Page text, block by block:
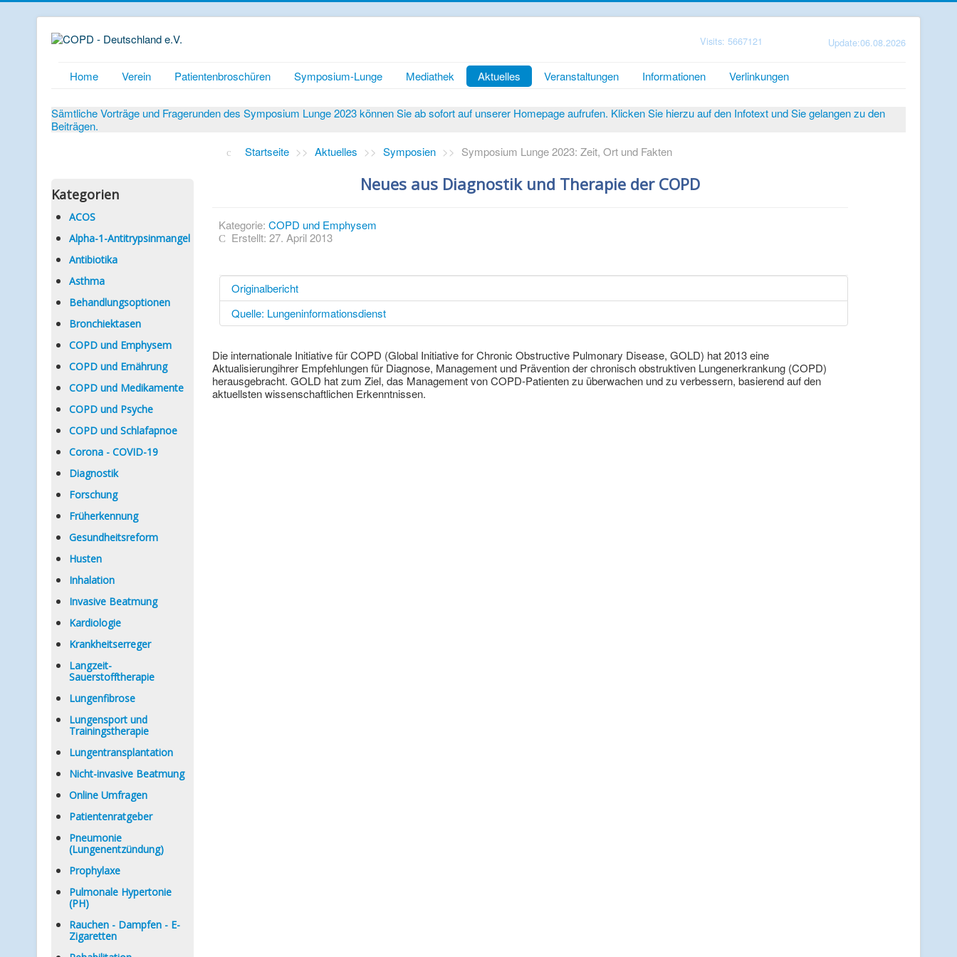
Visits: 5667121 Update:06.08.2026
Home Verein Patientenbroschüren Symposium-Lunge Mediathek Aktuelles Veranstaltungen Informationen Verlinkungen
Sämtliche Vorträge und Fragerunden des Symposium Lunge 2023 können Sie ab sofort auf unserer Homepage aufrufen. Klicken Sie hierzu auf den Infotext und Sie gelangen zu den
Beiträgen.
Kategorien
ACOS
Alpha-1-Antitrypsinmangel
Antibiotika
Asthma
Behandlungsoptionen
Bronchiektasen
COPD und Emphysem
COPD und Ernährung
COPD und Medikamente
COPD und Psyche
COPD und Schlafapnoe
Corona - COVID-19
Diagnostik
Forschung
Früherkennung
Gesundheitsreform
Husten
Inhalation
Invasive Beatmung
Kardiologie
Krankheitserreger
Langzeit-
Sauerstofftherapie
Lungenfibrose
Lungensport und
Trainingstherapie
Lungentransplantation
Nicht-invasive Beatmung
Online Umfragen
Patientenratgeber
Pneumonie
(Lungenentzündung)
Prophylaxe
Pulmonale Hypertonie
(PH)
Rauchen - Dampfen - E-
Zigaretten
Startseite >> Aktuelles >> Symposien >> Symposium Lunge 2023: Zeit, Ort und Fakten
Neues aus Diagnostik und Therapie der COPD
Kategorie: COPD und Emphysem
Erstellt: 27. April 2013
Originalbericht
Quelle: Lungeninformationsdienst
Die internationale Initiative für COPD (Global Initiative for Chronic Obstructive Pulmonary Disease, GOLD) hat 2013 eine
Aktualisierungihrer Empfehlungen für Diagnose, Management und Prävention der chronisch obstruktiven Lungenerkrankung (COPD)
herausgebracht. GOLD hat zum Ziel, das Management von COPD-Patienten zu überwachen und zu verbessern, basierend auf den
aktuellsten wissenschaftlichen Erkenntnissen.